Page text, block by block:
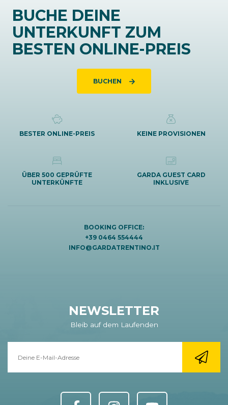
BUCHE DEINE
UNTERKUNFT ZUM
BESTEN ONLINE-PREIS
BUCHEN
BESTER ONLINE-PREIS KEINE PROVISIONEN
ÜBER 500 GEPRÜFTE
UNTERKÜNFTE
GARDA GUEST CARD
INKLUSIVE
BOOKING OFFICE:
+39 0464 554444
INFO@GARDATRENTINO.IT
NEWSLETTER
Bleib auf dem Laufenden